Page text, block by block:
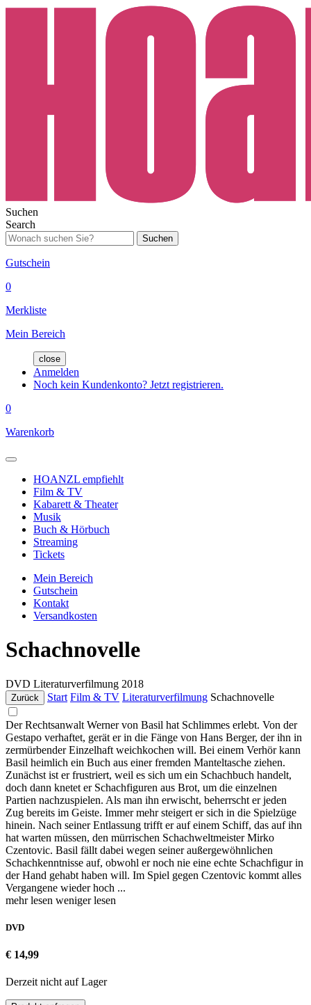
Suchen
Search
Suchen
Gutschein
0
Merkliste
Mein Bereich
close
Anmelden
Noch kein Kundenkonto? Jetzt registrieren.
0
Warenkorb
HOANZL empfiehlt
Film & TV
Kabarett & Theater
Musik
Buch & Hörbuch
Streaming
Tickets
Mein Bereich
Gutschein
Kontakt
Versandkosten
Schachnovelle
DVD Literaturverfilmung 2018
Zurück Start Film & TV Literaturverfilmung Schachnovelle
Der Rechtsanwalt Werner von Basil hat Schlimmes erlebt. Von der
Gestapo verhaftet, gerät er in die Fänge von Hans Berger, der ihn in
zermürbender Einzelhaft weichkochen will. Bei einem Verhör kann
Basil heimlich ein Buch aus einer fremden Manteltasche ziehen.
Zunächst ist er frustriert, weil es sich um ein Schachbuch handelt,
doch dann knetet er Schachfiguren aus Brot, um die einzelnen
Partien nachzuspielen. Als man ihn erwischt, beherrscht er jeden
Zug bereits im Geiste. Immer mehr steigert er sich in die Spielzüge
hinein. Nach seiner Entlassung trifft er auf einem Schiff, das auf ihn
hat warten müssen, den mürrischen Schachweltmeister Mirko
Czentovic. Basil fällt dabei wegen seiner außergewöhnlichen
Schachkenntnisse auf, obwohl er noch nie eine echte Schachfigur in
der Hand gehabt haben will. Im Spiel gegen Czentovic kommt alles
Vergangene wieder hoch ...
mehr lesen weniger lesen
DVD
€ 14,99
Derzeit nicht auf Lager